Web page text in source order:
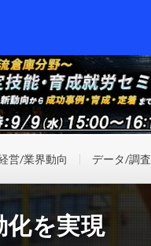
営/業界動向 データ/調査
化を実現